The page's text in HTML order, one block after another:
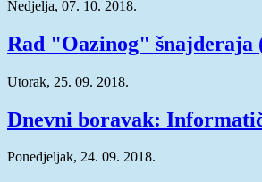
Nedjelja, 07. 10. 2018.
Rad "Oazinog" šnajderaja
Utorak, 25. 09. 2018.
Dnevni boravak:
Ponedjeljak, 24. 09. 2018.